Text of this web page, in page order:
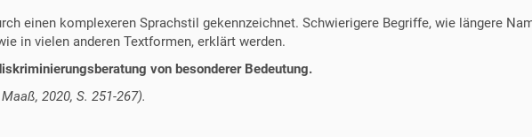
einen komplexeren Sprachstil gekennzeichnet. Schwierigere Begriffe, wie längere
in vielen anderen Textformen, erklärt werden.
von besonderer Bedeutung.
2020, S. 251-267).